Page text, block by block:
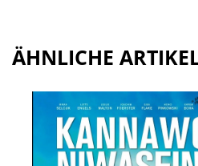
ÄHNLICHE